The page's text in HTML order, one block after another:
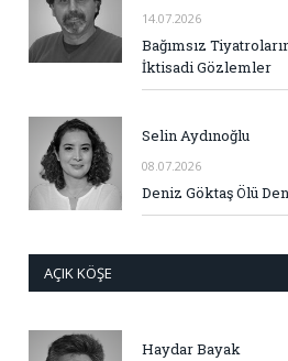
14.07.2026
Bağımsız
İktisadi Gözlemler
Selin Aydınoğlu
08.07.2026
Deniz Göktaş Ölü
AÇIK KÖŞE
Haydar Bayak